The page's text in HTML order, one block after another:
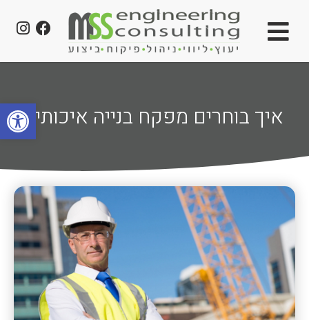
פתחאיך בוחרים מפקח בנייה איכותי?